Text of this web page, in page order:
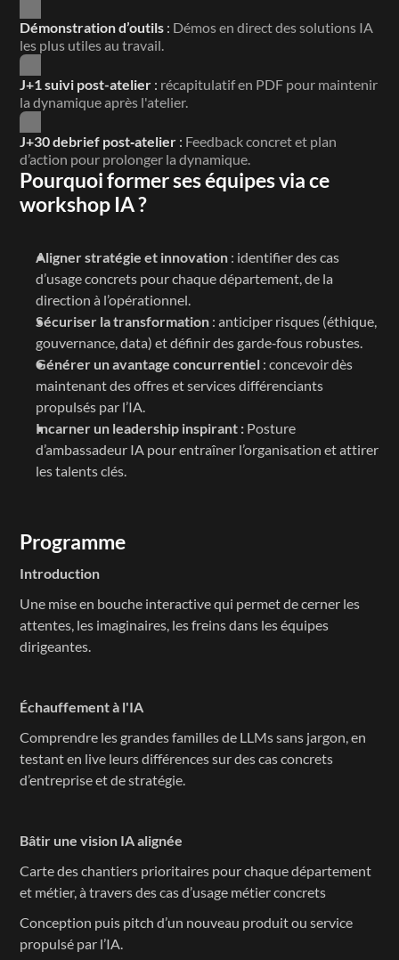
Démonstration d’outils : Démos en direct des solutions IA
les plus utiles au travail.
J+1 suivi post-atelier : récapitulatif en PDF pour maintenir
la dynamique après l'atelier.
J+30 debrief post‑atelier : Feedback concret et plan
d’action pour prolonger la dynamique.
Pourquoi former ses équipes via ce
workshop IA ?
Aligner stratégie et innovation : identifier des cas
d’usage concrets pour chaque département, de la
direction à l’opérationnel.
Sécuriser la transformation : anticiper risques (éthique,
gouvernance, data) et définir des garde‑fous robustes.
Générer un avantage concurrentiel : concevoir dès
maintenant des offres et services différenciants
propulsés par l’IA.
Incarner un leadership inspirant : Posture
d’ambassadeur IA pour entraîner l’organisation et attirer
les talents clés.
Programme
Introduction
Une mise en bouche interactive qui permet de cerner les
attentes, les imaginaires, les freins dans les équipes
dirigeantes.
Échauffement à l'IA
Comprendre les grandes familles de LLMs sans jargon, en
testant en live leurs différences sur des cas concrets
d’entreprise et de stratégie.
Bâtir une vision IA alignée
Carte des chantiers prioritaires pour chaque département
et métier, à travers des cas d’usage métier concrets
Conception puis pitch d’un nouveau produit ou service
propulsé par l’IA.